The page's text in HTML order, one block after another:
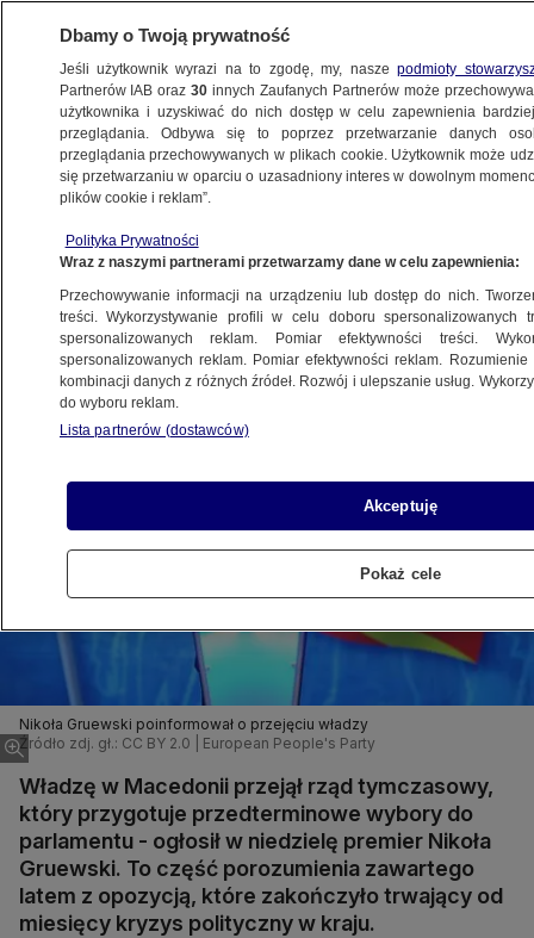
ŚWIAT
z rządem tymczasowym
28.12.2015, 06:04
Udostępnij
Nikoła Gruewski poinformował o przejęciu władzy
Źródło zdj. gł.: CC BY 2.0 | European People's Party
Władzę w Macedonii przejął rząd tymczasowy,
który przygotuje przedterminowe wybory do
parlamentu - ogłosił w niedzielę premier Nikoła
Gruewski. To część porozumienia zawartego
latem z opozycją, które zakończyło trwający od
miesięcy kryzys polityczny w kraju.
Dbamy o Twoją prywatność
Jeśli użytkownik wyrazi na to zgodę, my, naszepodmioty
Partnerów IAB oraz30 innych Zaufanych Partnerów może
użytkownika i uzyskiwać do nich dostęp w celu zapewnienia
przeglądania. Odbywa się to poprzez przetwarzanie danych
przeglądania przechowywanych w plikach cookie. Użytkownik może
się przetwarzaniu w oparciu o uzasadniony interes w dowolnym
plików cookie i reklam”.
Polityka Prywatności
Wraz z naszymi partnerami przetwarzamy dane w celu zapewnienia:
Przechowywanie informacji na urządzeniu lub dostęp do nich.
treści. Wykorzystywanie profili w celu doboru spersonalizowanych
spersonalizowanych reklam. Pomiar efektywności treści.
spersonalizowanych reklam. Pomiar efektywności reklam.
kombinacji danych z różnych źródeł. Rozwój i ulepszanie usług.
do wyboru reklam.
Lista partnerów (dostawców)
Akceptuję
Pokaż cele